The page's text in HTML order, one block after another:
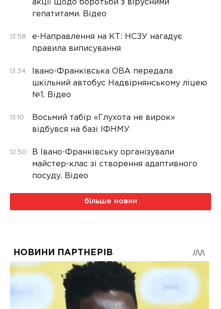
акції щодо боротьби з вірусними
гепатитами. Відео
13:58
е-Направлення на КТ: НСЗУ нагадує
правила виписування
13:34
Івано-Франківська ОВА передала
шкільний автобус Надвірнянському ліцею
№1. Відео
13:10
Восьмий табір «Глухота не вирок»
відбувся на базі ІФНМУ
12:50
В Івано-Франківську організували
майстер-клас зі створення адаптивного
посуду. Відео
більше новин